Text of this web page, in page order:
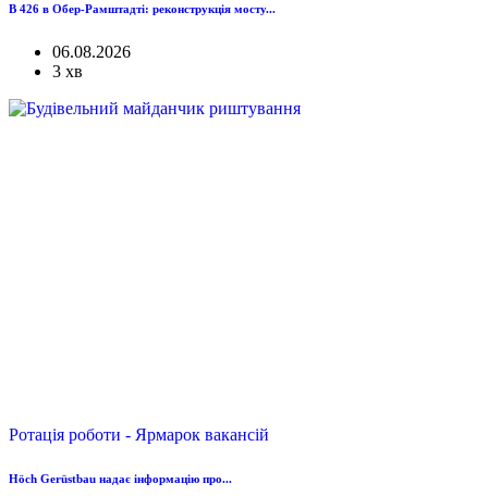
B 426 в Обер-Рамштадті: реконструкція мосту...
06.08.2026
3 хв
Ротація роботи - Ярмарок вакансій
Höch Gerüstbau надає інформацію про...